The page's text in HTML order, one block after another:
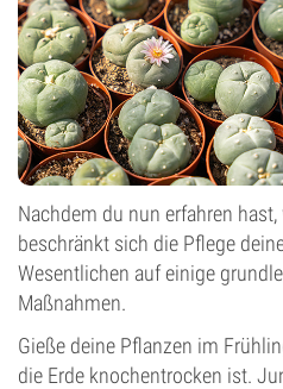
Nachdem du nun erfahren
beschränkt sich die Pflege
Wesentlichen auf einige
Maßnahmen.
Gieße deine Pflanzen im
die Erde knochentrocken ist.